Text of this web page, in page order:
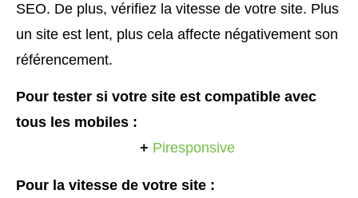
SEO. De plus, vérifiez la vitesse de votre site. Plus
un site est lent, plus cela affecte négativement son
référencement.
Pour tester si votre site est compatible avec
tous les mobiles :
+ Piresponsive
Pour la vitesse de votre site :